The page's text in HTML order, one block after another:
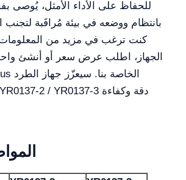
للحفاظ على الأداء الأمثل، يُوصى
بانتظام ووضعه في بيئة مُراقَبة لتجنب
كنت ترغب في مزيد من المعلومات
الجهاز، اطلب عرض سعر أو أنشئ